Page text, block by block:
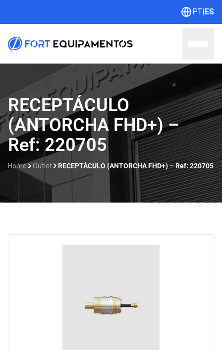
PT|ES
Home
Sobre nosotros
Líneas
Outlet
RECEPTÁCULO
(ANTORCHA FHD+) –
Ref: 220705
Home Outlet RECEPTÁCULO (ANTORCHA FHD+) – Ref: 220705